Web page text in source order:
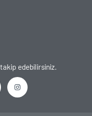
edebilirsiniz.
I